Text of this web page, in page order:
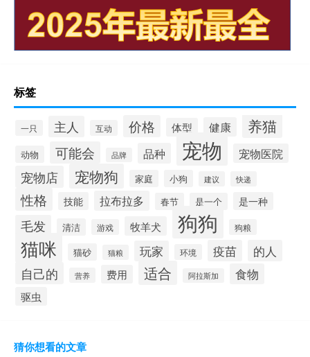
标签
一只 主人 互动 价格 体型 健康 养猫
动物 可能会 品牌 品种 宠物 宠物医院
宠物店 宠物狗 家庭 小狗 建议 快递
性格 技能 拉布拉多 春节 是一个 是一种
毛发 清洁 游戏 牧羊犬 狗狗 狗粮
猫咪 猫砂 猫粮 玩家 环境 疫苗 的人
自己的 营养 费用 适合 阿拉斯加 食物
驱虫
猜你想看的文章